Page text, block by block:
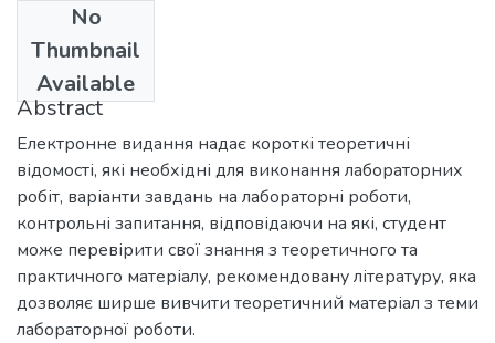
No
Thumbnail
Available
2011
Abstract
Електронне видання надає короткі теоретичні
відомості, які необхідні для виконання лабораторних
робіт, варіанти завдань на лабораторні роботи,
контрольні запитання, відповідаючи на які, студент
може перевірити свої знання з теоретичного та
практичного матеріалу, рекомендовану літературу, яка
дозволяє ширше вивчити теоретичний матеріал з теми
лабораторної роботи.